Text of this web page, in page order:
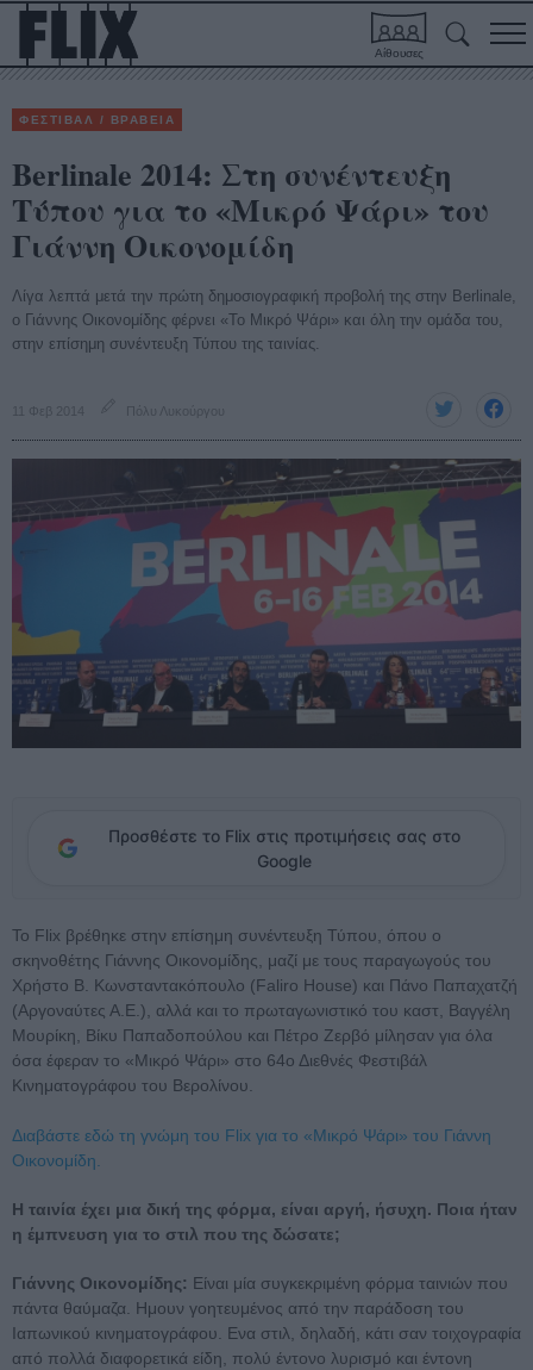
Αίθουσες
ΦΕΣΤΙΒΑΛ / ΒΡΑΒΕΙΑ
Berlinale 2014: Στη συνέντευξη
Τύπου για το «Μικρό Ψάρι» του
Γιάννη Οικονομίδη
Λίγα λεπτά μετά την πρώτη δημοσιογραφική προβολή της στην Berlinale,
ο Γιάννης Οικονομίδης φέρνει «Το Μικρό Ψάρι» και όλη την ομάδα του,
στην επίσημη συνέντευξη Τύπου της ταινίας.
11 Φεβ 2014 Πόλυ Λυκούργου
Προσθέστε το Flix στις προτιμήσεις σας στο
Google
Το Flix βρέθηκε στην επίσημη συνέντευξη Τύπου, όπου ο
σκηνοθέτης Γιάννης Οικονομίδης, μαζί με τους παραγωγούς του
Χρήστο Β. Κωνσταντακόπουλο (Faliro House) και Πάνο Παπαχατζή
(Αργοναύτες Α.Ε.), αλλά και το πρωταγωνιστικό του καστ, Βαγγέλη
Μουρίκη, Βίκυ Παπαδοπούλου και Πέτρο Ζερβό μίλησαν για όλα
όσα έφεραν το «Μικρό Ψάρι» στο 64ο Διεθνές Φεστιβάλ
Κινηματογράφου του Βερολίνου.
Διαβάστε εδώ τη γνώμη του Flix για το «Μικρό Ψάρι» του Γιάννη
Οικονομίδη.
Η ταινία έχει μια δική της φόρμα, είναι αργή, ήσυχη. Ποια ήταν
η έμπνευση για το στιλ που της δώσατε;
Γιάννης Οικονομίδης: Είναι μία συγκεκριμένη φόρμα ταινιών που
πάντα θαύμαζα. Ημουν γοητευμένος από την παράδοση του
Ιαπωνικού κινηματογράφου. Ενα στιλ, δηλαδή, κάτι σαν τοιχογραφία
από πολλά διαφορετικά είδη, πολύ έντονο λυρισμό και έντονη